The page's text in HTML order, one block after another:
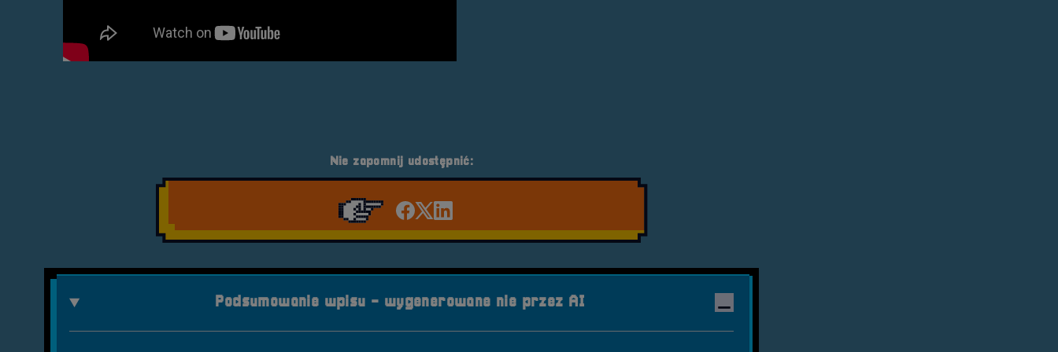
Nie zapomnij udostępnić:
Udostępnij na facebook'u
Udostępnij na Twiterze
Udostępnij na LinkedIn
Podsumowanie wpisu - wygenerowane nie przez AI